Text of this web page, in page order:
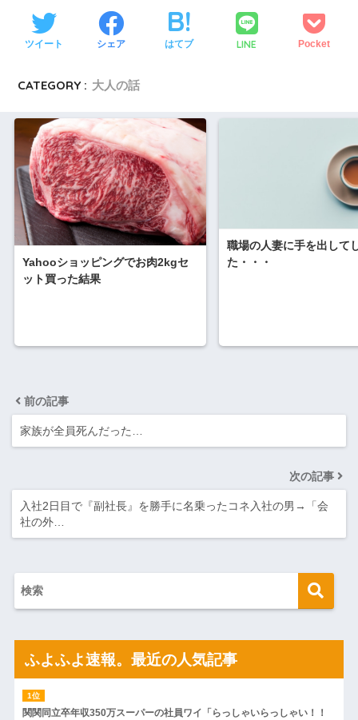
ツイート シェア はてブ LINE Pocket
CATEGORY : 大人の話
Yahooショッピングでお肉2kgセ
ット買った結果
職場の人妻に手を出して
た・・・
前の記事
家族が全員死んだった…
次の記事
入社2日目で『副社長』を勝手に名乗ったコネ入社の男→「会
社の外…
ふよふよ速報。最近の人気記事
関関同立卒年収350万スーパーの社員ワイ「らっしゃいらっしゃい！！